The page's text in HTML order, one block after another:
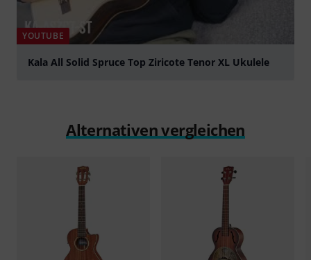
YOUTUBE
Kala All Solid Spruce Top Ziricote Tenor XL Ukulele
Alternativen vergleichen